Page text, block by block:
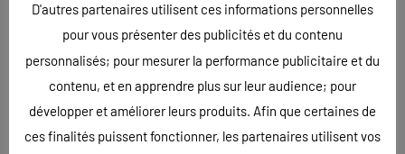
D'autres partenaires utilisent ces informations personnelles
pour vous présenter des publicités et du contenu
personnalisés; pour mesurer la performance publicitaire et du
contenu, et en apprendre plus sur leur audience; pour
développer et améliorer leurs produits. Afin que certaines de
ces finalités puissent fonctionner, les partenaires utilisent vos